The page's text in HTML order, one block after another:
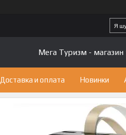
Мега Туризм -
Доставка и оплата Новинки